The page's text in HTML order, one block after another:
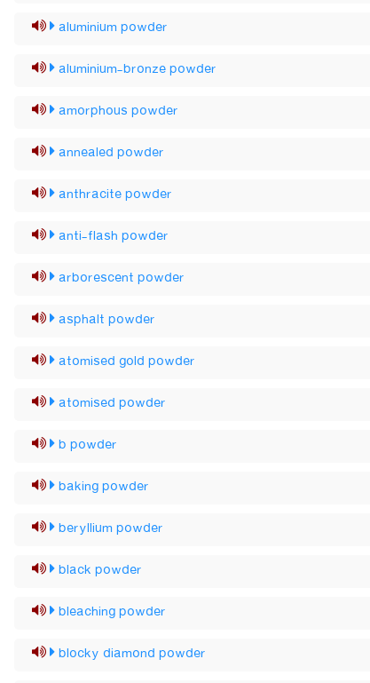
aluminium powder
aluminium-bronze powder
amorphous powder
annealed powder
anthracite powder
anti-flash powder
arborescent powder
asphalt powder
atomised gold powder
atomised powder
b powder
baking powder
beryllium powder
black powder
bleaching powder
blocky diamond powder